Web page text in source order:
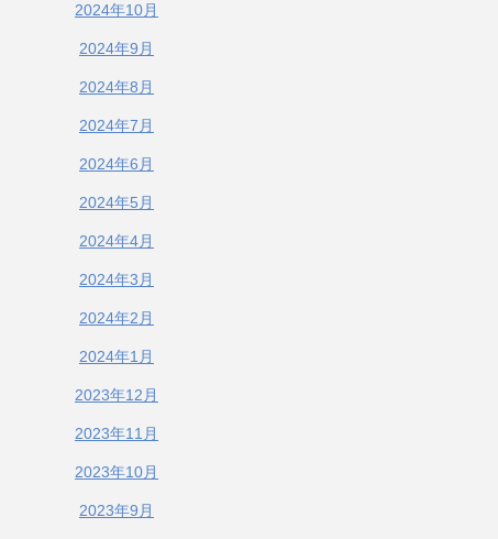
2024年10月
2024年9月
2024年8月
2024年7月
2024年6月
2024年5月
2024年4月
2024年3月
2024年2月
2024年1月
2023年12月
2023年11月
2023年10月
2023年9月